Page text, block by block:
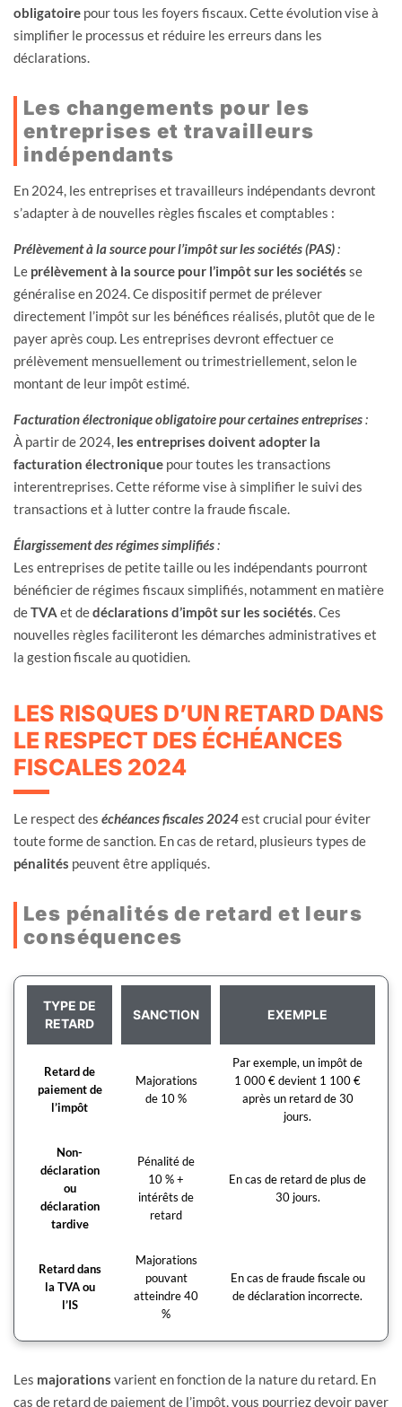
obligatoire pour tous les foyers fiscaux. Cette évolution vise à
simplifier le processus et réduire les erreurs dans les
déclarations.
Les changements pour les
entreprises et travailleurs
indépendants
En 2024, les entreprises et travailleurs indépendants devront
s’adapter à de nouvelles règles fiscales et comptables :
Prélèvement à la source pour l’impôt sur les sociétés (PAS):
Le prélèvement à la source pour l’impôt sur les sociétés se
généralise en 2024. Ce dispositif permet de prélever
directement l’impôt sur les bénéfices réalisés, plutôt que de le
payer après coup. Les entreprises devront effectuer ce
prélèvement mensuellement ou trimestriellement, selon le
montant de leur impôt estimé.
Facturation électronique obligatoire pour certaines entreprises:
À partir de 2024, les entreprises doivent adopter la
facturation électronique pour toutes les transactions
interentreprises. Cette réforme vise à simplifier le suivi des
transactions et à lutter contre la fraude fiscale.
Élargissement des régimes simplifiés:
Les entreprises de petite taille ou les indépendants pourront
bénéficier de régimes fiscaux simplifiés, notamment en matière
deTVA et dedéclarations d’impôt sur les sociétés. Ces
nouvelles règles faciliteront les démarches administratives et
la gestion fiscale au quotidien.
LES RISQUES D’UN RETARD DANS
LE RESPECT DES ÉCHÉANCES
FISCALES 2024
Le respect des échéances fiscales 2024est crucial pour éviter
toute forme de sanction. En cas de retard, plusieurs types de
pénalités peuvent être appliqués.
Les pénalités de retard et leurs
conséquences
TYPE DE
RETARD
SANCTION EXEMPLE
Retard de
paiement de
l’impôt
Majorations
de 10 %
Par exemple, un impôt de
1 000 € devient 1 100 €
après un retard de 30
jours.
Non-
déclaration
ou
déclaration
tardive
Pénalité de
10 % +
intérêts de
retard
En cas de retard de plus de
30 jours.
Retard dans
la TVA ou
l’IS
Majorations
pouvant
atteindre 40
%
En cas de fraude fiscale ou
de déclaration incorrecte.
Les majorations varient en fonction de la nature du retard. En
cas de retard de paiement de l’impôt, vous pourriez devoir payer